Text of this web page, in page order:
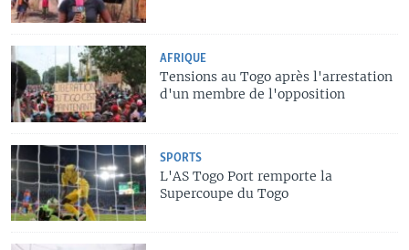
AFRIQUE
Tensions au Togo après l'arrestation
d'un membre de l'opposition
SPORTS
L'AS Togo Port remporte la
Supercoupe du Togo